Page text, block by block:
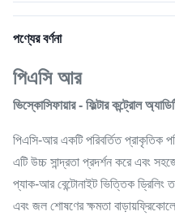
পণ্যের বর্ণনা
পিএসি আর
ভিস্কোসিফায়ার - ফিল্টার কন্ট্রোল
পিএসি-আর একটি পরিবর্তিত প্রাকৃতিক
এটি উচ্চ সান্দ্রতা প্রদর্শন করে এবং
প্যাক-আর বেন্টোনাইট ভিত্তিক ড্রিলিং
এবং জল শোষণের ক্ষমতা